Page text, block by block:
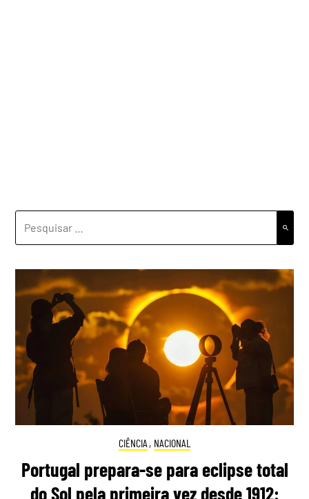
POR:
CIÊNCIA , NACIONAL
Portugal prepara-se para eclipse total
do Sol pela primeira vez desde 1912: